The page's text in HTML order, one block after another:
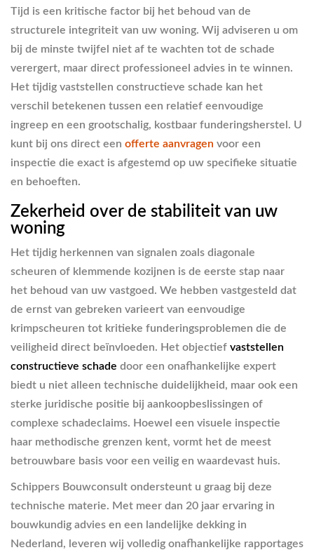
Tijd is een kritische factor bij het behoud van de
structurele integriteit van uw woning. Wij adviseren u om
bij de minste twijfel niet af te wachten tot de schade
verergert, maar direct professioneel advies in te winnen.
Het tijdig vaststellen constructieve schade kan het
verschil betekenen tussen een relatief eenvoudige
ingreep en een grootschalig, kostbaar funderingsherstel. U
kunt bij ons direct een offerte aanvragen voor een
inspectie die exact is afgestemd op uw specifieke situatie
en behoeften.
Zekerheid over de stabiliteit van uw
woning
Het tijdig herkennen van signalen zoals diagonale
scheuren of klemmende kozijnen is de eerste stap naar
het behoud van uw vastgoed. We hebben vastgesteld dat
de ernst van gebreken varieert van eenvoudige
krimpscheuren tot kritieke funderingsproblemen die de
veiligheid direct beïnvloeden. Het objectief vaststellen
constructieve schade door een onafhankelijke expert
biedt u niet alleen technische duidelijkheid, maar ook een
sterke juridische positie bij aankoopbeslissingen of
complexe schadeclaims. Hoewel een visuele inspectie
haar methodische grenzen kent, vormt het de meest
betrouwbare basis voor een veilig en waardevast huis.
Schippers Bouwconsult ondersteunt u graag bij deze
technische materie. Met meer dan 20 jaar ervaring in
bouwkundig advies en een landelijke dekking in
Nederland, leveren wij volledig onafhankelijke rapportages